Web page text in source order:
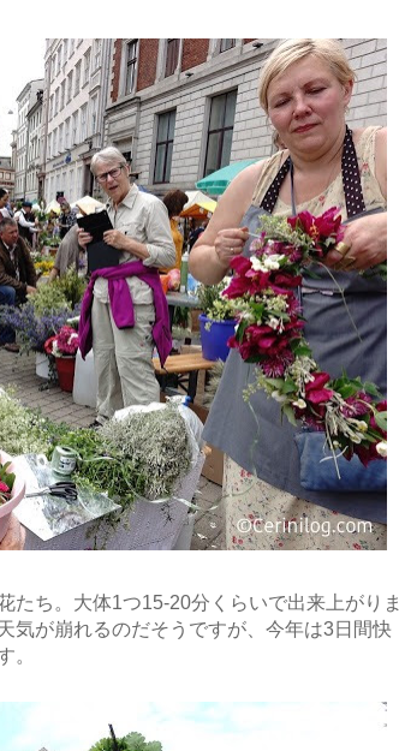
たち。大体1つ15-20分くらいで出来上がりま
気が崩れるのだそうですが、今年は3日間快
。